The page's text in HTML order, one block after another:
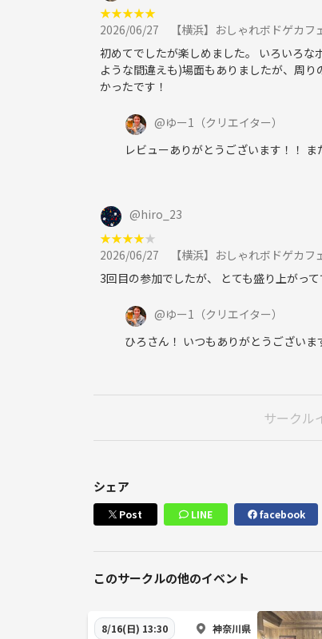
★★★★★
2026/06/27
【横浜】おしゃれボドゲカ
初めてでしたが楽しめました。 いろいろ
ような間違えも)場面もありましたが、周
かったです！
@ゆー1
（クリエイター）
レビューありがとうございます！！
@hiro_23
★★★★★
2026/06/27
【横浜】おしゃれボドゲカ
3回目の参加でしたが、 とても盛り上がっ
@ゆー1
（クリエイター）
ひろさん！ いつもありがとうござい
サークル
シェア
Post LINE facebook
このサークルの他のイベント
8/16(日) 13:30 神奈川県